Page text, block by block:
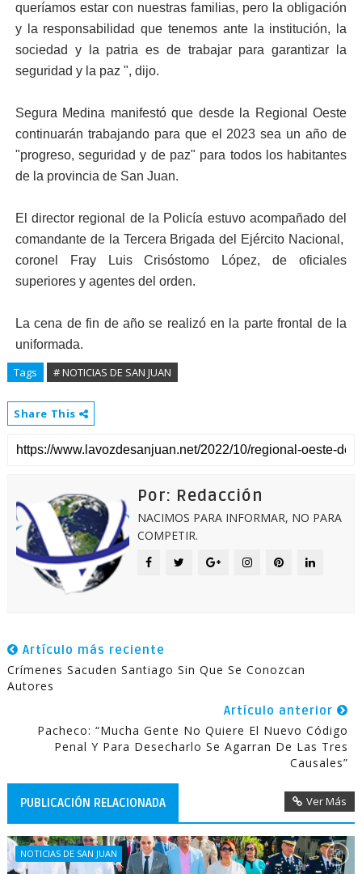
queríamos estar con nuestras familias, pero la obligación
y la responsabilidad que tenemos ante la institución, la
sociedad y la patria es de trabajar para garantizar la
seguridad y la paz ", dijo.
Segura Medina manifestó que desde la Regional Oeste
continuarán trabajando para que el 2023 sea un año de
"progreso, seguridad y de paz" para todos los habitantes
de la provincia de San Juan.
El director regional de la Policía estuvo acompañado del
comandante de la Tercera Brigada del Ejército Nacional,
coronel Fray Luis Crisóstomo López, de oficiales
superiores y agentes del orden.
La cena de fin de año se realizó en la parte frontal de la
uniformada.
Tags # NOTICIAS DE SAN JUAN
Share This
Por: Redacción
NACIMOS PARA INFORMAR, NO PARA
COMPETIR.
Artículo más reciente
Crímenes Sacuden Santiago Sin Que Se Conozcan
Autores
Artículo anterior
Pacheco: “Mucha Gente No Quiere El Nuevo Código
Penal Y Para Desecharlo Se Agarran De Las Tres
Causales”
PUBLICACIÓN RELACIONADA Ver Más
NOTICIAS DE SAN JUAN